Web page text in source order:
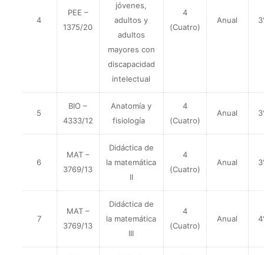
4
PEE –
1375/20
jóvenes,
adultos y
adultos
mayores con
discapacidad
intelectual
4
(Cuatro)
Anual
5
BIO –
4333/12
Anatomía y
fisiología
4
(Cuatro)
Anual
6
MAT –
3769/13
Didáctica de
la matemática
II
4
(Cuatro)
Anual
7
MAT –
3769/13
Didáctica de
la matemática
III
4
(Cuatro)
Anual